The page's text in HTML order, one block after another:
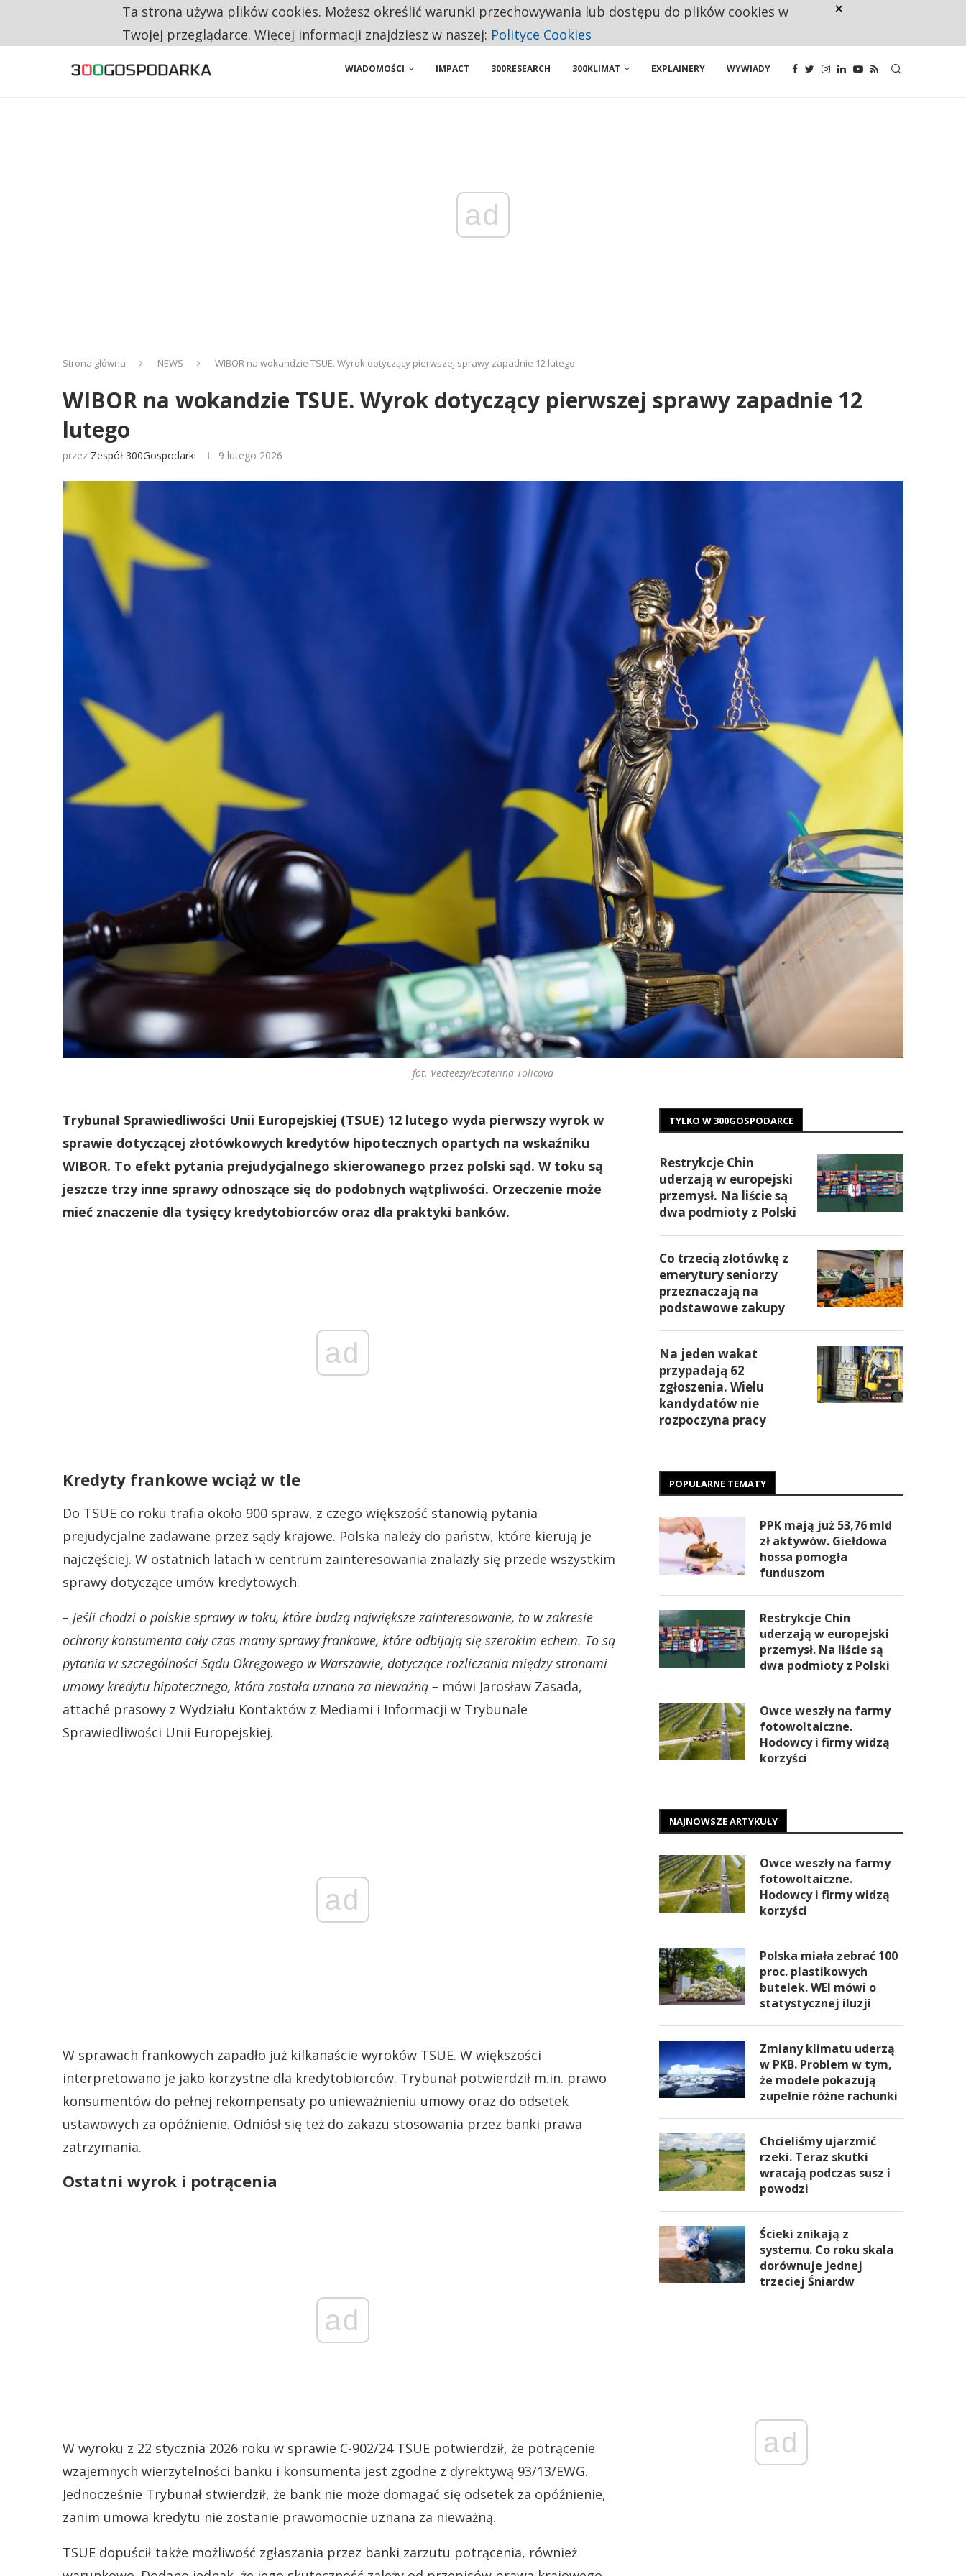
NA JEDEN WAKAT PRZYPADAJĄ 62 ZGŁOSZENIA. WIELU KANDYDATÓW NIE ROZPOCZYNA PRACY
WIADOMOŚCI IMPACT 300RESEARCH 300KLIMAT EXPLAINERY WYWIADY
ad
Strona główna NEWS WIBOR na wokandzie TSUE. Wyrok dotyczący pierwszej sprawy zapadnie 12 lutego
WIBOR na wokandzie TSUE. Wyrok dotyczący pierwszej sprawy zapadnie 12
lutego
przez Zespół 300Gospodarki 9 lutego 2026
fot. Vecteezy/Ecaterina Tolicova
Trybunał Sprawiedliwości Unii Europejskiej (TSUE) 12 lutego wyda pierwszy wyrok w
sprawie dotyczącej złotówkowych kredytów hipotecznych opartych na wskaźniku
WIBOR. To efekt pytania prejudycjalnego skierowanego przez polski sąd. W toku są
jeszcze trzy inne sprawy odnoszące się do podobnych wątpliwości. Orzeczenie może
mieć znaczenie dla tysięcy kredytobiorców oraz dla praktyki banków.
ad
Kredyty frankowe wciąż w tle
Do TSUE co roku trafia około 900 spraw, z czego większość stanowią pytania
prejudycjalne zadawane przez sądy krajowe. Polska należy do państw, które kierują je
najczęściej. W ostatnich latach w centrum zainteresowania znalazły się przede wszystkim
sprawy dotyczące umów kredytowych.
– Jeśli chodzi o polskie sprawy w toku, które budzą największe zainteresowanie, to w zakresie
ochrony konsumenta cały czas mamy sprawy frankowe, które odbijają się szerokim echem. To są
pytania w szczególności Sądu Okręgowego w Warszawie, dotyczące rozliczania między stronami
umowy kredytu hipotecznego, która została uznana za nieważną – mówi Jarosław Zasada,
attaché prasowy z Wydziału Kontaktów z Mediami i Informacji w Trybunale
Sprawiedliwości Unii Europejskiej.
ad
W sprawach frankowych zapadło już kilkanaście wyroków TSUE. W większości
interpretowano je jako korzystne dla kredytobiorców. Trybunał potwierdził m.in. prawo
konsumentów do pełnej rekompensaty po unieważnieniu umowy oraz do odsetek
ustawowych za opóźnienie. Odniósł się też do zakazu stosowania przez banki prawa
zatrzymania.
Ostatni wyrok i potrącenia
ad
W wyroku z 22 stycznia 2026 roku w sprawie C-902/24 TSUE potwierdził, że potrącenie
wzajemnych wierzytelności banku i konsumenta jest zgodne z dyrektywą 93/13/EWG.
Jednocześnie Trybunał stwierdził, że bank nie może domagać się odsetek za opóźnienie,
zanim umowa kredytu nie zostanie prawomocnie uznana za nieważną.
TSUE dopuścił także możliwość zgłaszania przez banki zarzutu potrącenia, również
TYLKO W 300GOSPODARCE
Restrykcje Chin
uderzają w europejski
przemysł. Na liście są
dwa podmioty z Polski
Co trzecią złotówkę z
emerytury seniorzy
przeznaczają na
podstawowe zakupy
Na jeden wakat
przypadają 62
zgłoszenia. Wielu
kandydatów nie
rozpoczyna pracy
POPULARNE TEMATY
PPK mają już 53,76 mld
zł aktywów. Giełdowa
hossa pomogła
funduszom
Restrykcje Chin
uderzają w europejski
przemysł. Na liście są
dwa podmioty z Polski
Owce weszły na farmy
fotowoltaiczne.
Hodowcy i firmy widzą
korzyści
NAJNOWSZE ARTYKUŁY
Owce weszły na farmy
fotowoltaiczne.
Hodowcy i firmy widzą
korzyści
Polska miała zebrać 100
proc. plastikowych
butelek. WEI mówi o
statystycznej iluzji
Zmiany klimatu uderzą
w PKB. Problem w tym,
że modele pokazują
zupełnie różne rachunki
Chcieliśmy ujarzmić
rzeki. Teraz skutki
wracają podczas susz i
powodzi
Ścieki znikają z
systemu. Co roku skala
dorównuje jednej
trzeciej Śniardw
ad
Ta strona używa plików cookies. Możesz określić warunki przechowywania lub dostępu do plików cookies w
Twojej przeglądarce. Więcej informacji znajdziesz w naszej: Polityce Cookies
×